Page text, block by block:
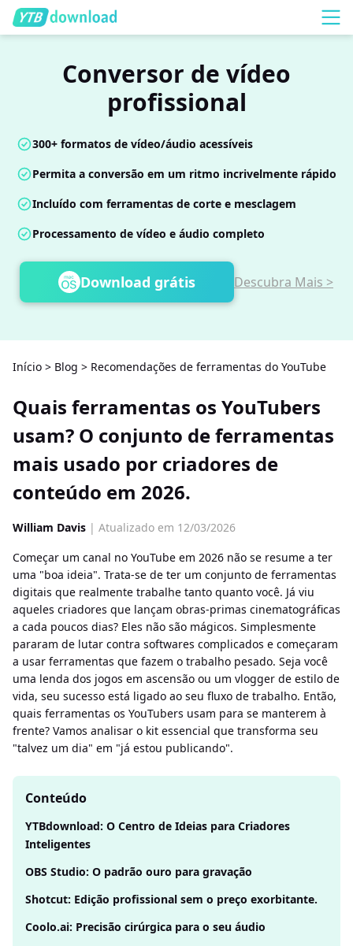
Conversor de vídeo
profissional
300+ formatos de vídeo/áudio acessíveis
Permita a conversão em um ritmo incrivelmente rápido
Incluído com ferramentas de corte e mesclagem
Processamento de vídeo e áudio completo
Download grátis Descubra Mais >
Início > Blog > Recomendações de ferramentas do YouTube
Quais ferramentas os YouTubers
usam? O conjunto de ferramentas
mais usado por criadores de
conteúdo em 2026.
William Davis | Atualizado em 12/03/2026
Começar um canal no YouTube em 2026 não se resume a ter
uma "boa ideia". Trata-se de ter um conjunto de ferramentas
digitais que realmente trabalhe tanto quanto você. Já viu
aqueles criadores que lançam obras-primas cinematográficas
a cada poucos dias? Eles não são mágicos. Simplesmente
pararam de lutar contra softwares complicados e começaram
a usar ferramentas que fazem o trabalho pesado. Seja você
uma lenda dos jogos em ascensão ou um vlogger de estilo de
vida, seu sucesso está ligado ao seu fluxo de trabalho. Então,
quais ferramentas os YouTubers usam para se manterem à
frente? Vamos analisar o kit essencial que transforma seu
"talvez um dia" em "já estou publicando".
Conteúdo
YTBdownload: O Centro de Ideias para Criadores
Inteligentes
OBS Studio: O padrão ouro para gravação
Shotcut: Edição profissional sem o preço exorbitante.
Coolo.ai: Precisão cirúrgica para o seu áudio